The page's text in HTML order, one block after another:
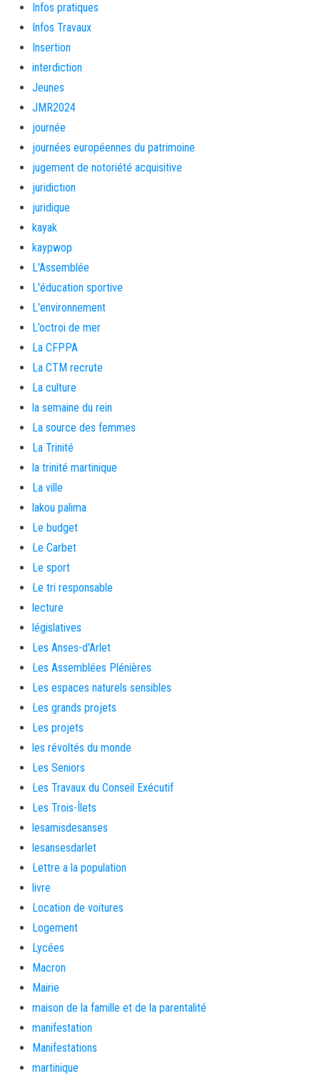
Infos pratiques
Infos Travaux
Insertion
interdiction
Jeunes
JMR2024
journée
journées européennes du patrimoine
jugement de notoriété acquisitive
juridiction
juridique
kayak
kaypwop
L'Assemblée
L'éducation sportive
L'environnement
L’octroi de mer
La CFPPA
La CTM recrute
La culture
la semaine du rein
La source des femmes
La Trinité
la trinité martinique
La ville
lakou palima
Le budget
Le Carbet
Le sport
Le tri responsable
lecture
législatives
Les Anses-d'Arlet
Les Assemblées Plénières
Les espaces naturels sensibles
Les grands projets
Les projets
les révoltés du monde
Les Seniors
Les Travaux du Conseil Exécutif
Les Trois-Îlets
lesamisdesanses
lesansesdarlet
Lettre a la population
livre
Location de voitures
Logement
Lycées
Macron
Mairie
maison de la famille et de la parentalité
manifestation
Manifestations
martinique